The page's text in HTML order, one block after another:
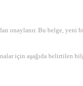
onaylanır. Bu belge, yeni
için aşağıda belirtilen